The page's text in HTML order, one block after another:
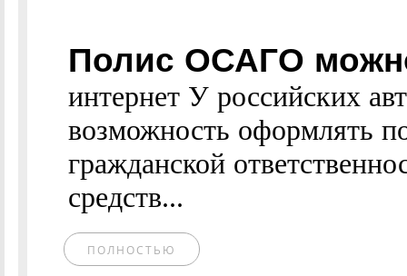
Полис ОСАГО
интернет У российских
возможность оформлять
гражданской
средств...
ПОЛНОСТЬЮ